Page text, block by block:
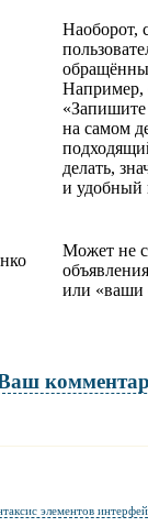
Наоборот,
Например,
на самом
делать,
и удобный
Может не
или «ваши
обязательны полностью
элементов